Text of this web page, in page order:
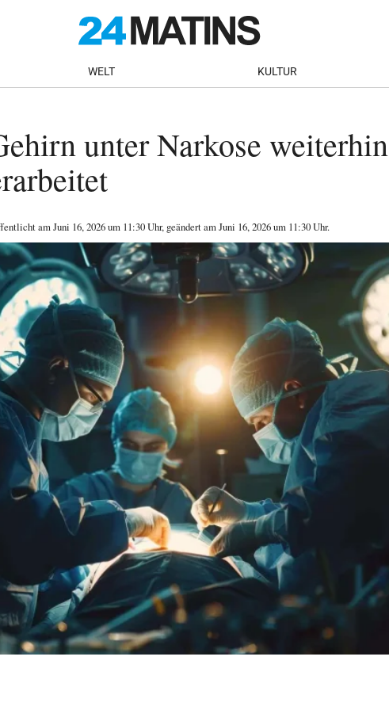
WELT KULTUR
unter Narkose weiterhin
amJuni 16, 2026um 11:30 Uhr, geändert am Juni 16, 2026 um 11:30 Uhr.